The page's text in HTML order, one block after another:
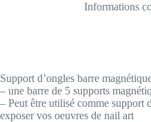
Informations
Support d’ongles barre
– une barre de 5 supports
– Peut être utilisé comme support
exposer vos oeuvres de nail art